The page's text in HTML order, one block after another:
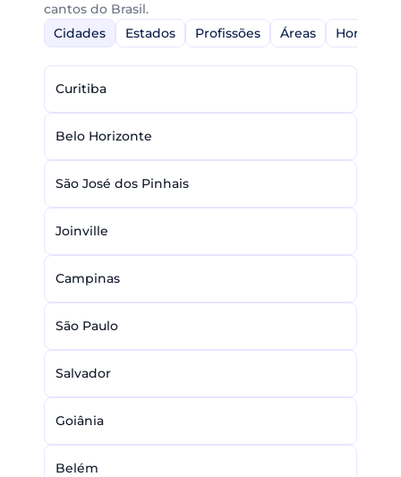
cantos do Brasil.
Cidades
Estados Profissões Áreas Home-
Curitiba
Belo Horizonte
São José dos Pinhais
Joinville
Campinas
São Paulo
Salvador
Goiânia
Belém